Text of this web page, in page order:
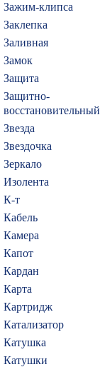
Зажим-клипса
Заклепка
Заливная
Замок
Защита
Защитно-
восстановительный
Звезда
Звездочка
Зеркало
Изолента
К-т
Кабель
Камера
Капот
Кардан
Карта
Картридж
Катализатор
Катушка
Катушки